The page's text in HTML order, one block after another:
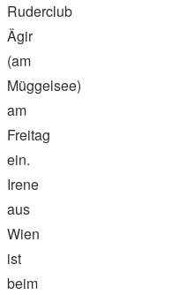
Ruderclub
Ägir
(am
Müggelsee)
am
Freitag
ein.
Irene
aus
Wien
ist
beim